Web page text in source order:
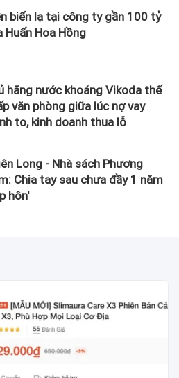
biến lạ tại công ty gần 100 tỷ
Huấn Hoa Hồng
hãng nước khoáng Vikoda thế
văn phòng giữa lúc nợ vay
to, kinh doanh thua lỗ
Long - Nhà sách Phương
Chia tay sau chưa đầy 1 năm
hôn'